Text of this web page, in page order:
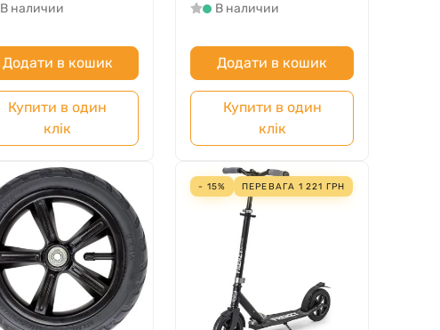
В наличии
Додати в кошик
Купити в один
клік
В наличии
Додати в кошик
Купити в один
клік
- 15% ПЕРЕВАГА 1 221 ГРН